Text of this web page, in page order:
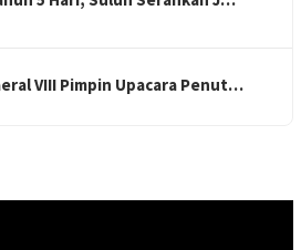
VIII Pimpin Upacara Penut…